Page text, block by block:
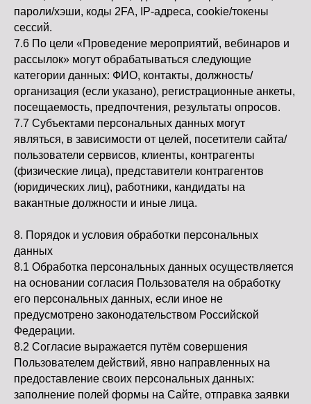
пароли/хэши, коды 2FA, IP-адреса, cookie/токены
сессий.
7.6 По цели «Проведение мероприятий, вебинаров и
рассылок» могут обрабатываться следующие
категории данных: ФИО, контакты, должность/
организация (если указано), регистрационные анкеты,
посещаемость, предпочтения, результаты опросов.
7.7 Субъектами персональных данных могут
являться, в зависимости от целей, посетители сайта/
пользователи сервисов, клиенты, контрагенты
(физические лица), представители контрагентов
(юридических лиц), работники, кандидаты на
вакантные должности и иные лица.
8. Порядок и условия обработки персональных
данных
8.1 Обработка персональных данных осуществляется
на основании согласия Пользователя на обработку
его персональных данных, если иное не
предусмотрено законодательством Российской
Федерации.
8.2 Согласие выражается путём совершения
Пользователем действий, явно направленных на
предоставление своих персональных данных:
заполнение полей формы на Сайте, отправка заявки